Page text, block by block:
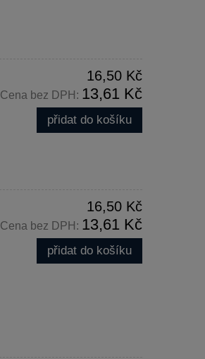
16,50 Kč
Cena bez DPH: 13,61 Kč
přidat do košíku
16,50 Kč
Cena bez DPH: 13,61 Kč
přidat do košíku